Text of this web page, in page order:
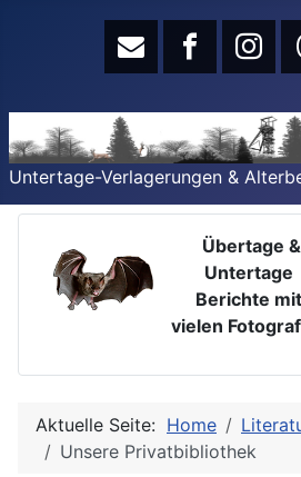
Untertage-Verlagerungen &
Übertage &
Untertage
Berichte mit
vielen
Aktuelle Seite: Home
Unsere Privatbibliothek